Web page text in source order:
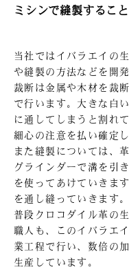
ミシンで縫製するこ
当社ではイバラエイの
や縫製の方法などを開
裁断は金属や木材を裁
で行います。大きな白
に通してしまうと割れ
細心の注意を払い確定
また縫製については、
グラインダーで溝を引
を使ってあけていきま
を通し縫っていきます。
普段クロコダイル革の
職人も、このイバラエ
業工程で行い、数倍の
生産しています。